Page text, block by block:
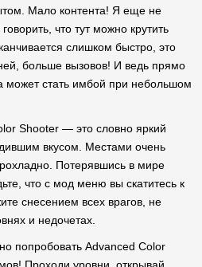
Мало контента! Я еще не
что тут можно крутить
слишком быстро, это
больше вызовов! И ведь прямо
может стать имбой при небольшом
Shooter — это словно яркий
вкусом. Местами очень
Потерявшись в мире
что с мод меню вы скатитесь к
снесением всех врагов, не
и недочетах.
попробовать Advanced Color